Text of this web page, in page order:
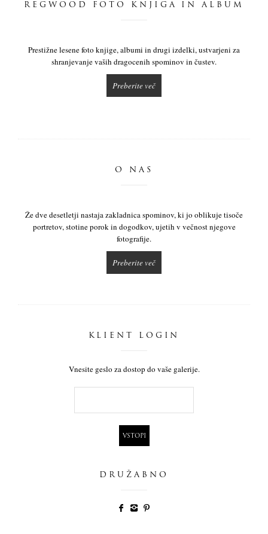
REGWOOD FOTO KNJIGA IN ALBUM
Prestižne lesene foto knjige, albumi in drugi izdelki, ustvarjeni za
shranjevanje vaših dragocenih spominov in čustev.
Preberite več
O NAS
Že dve desetletji nastaja zakladnica spominov, ki jo oblikuje tisoče
portretov, stotine porok in dogodkov, ujetih v večnost njegove
fotografije.
Preberite več
KLIENT LOGIN
Vnesite geslo za dostop do vaše galerije.
DRUŽABNO